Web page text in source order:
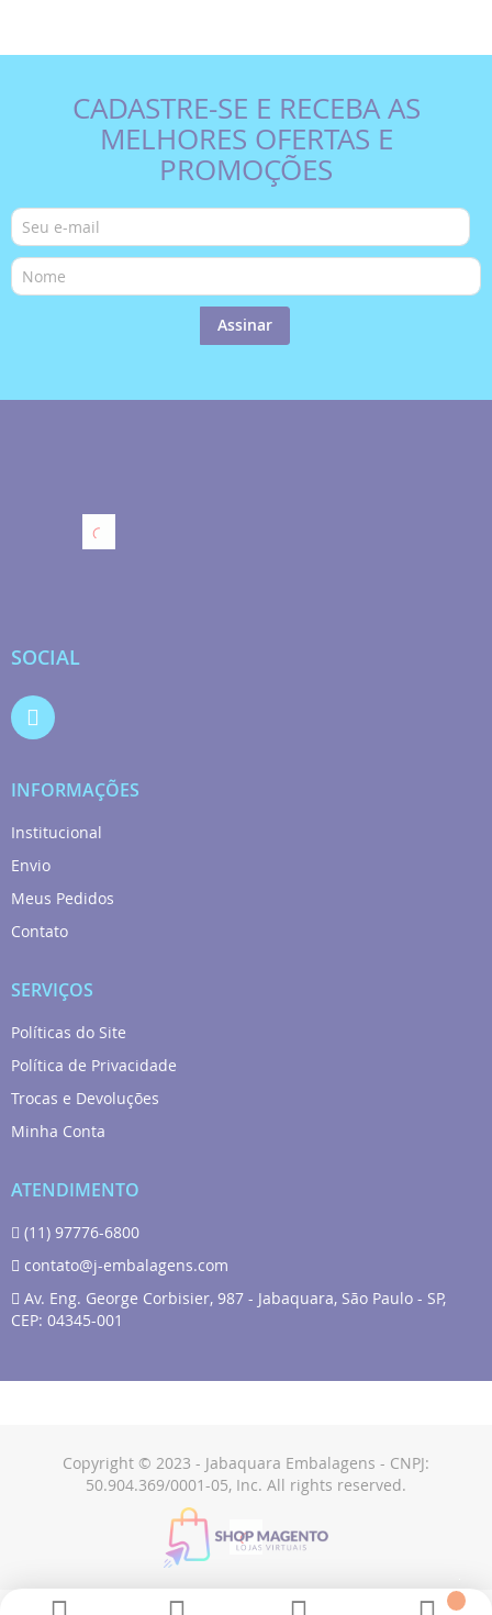
CADASTRE-SE E RECEBA AS
MELHORES OFERTAS E
PROMOÇÕES
Assinar
SOCIAL
INFORMAÇÕES
Institucional
Envio
Meus Pedidos
Contato
SERVIÇOS
Políticas do Site
Política de Privacidade
Trocas e Devoluções
Minha Conta
ATENDIMENTO
(11) 97776-6800
contato@j-embalagens.com
Av. Eng. George Corbisier, 987 - Jabaquara, São Paulo - SP,
CEP: 04345-001
Copyright © 2023 - Jabaquara Embalagens - CNPJ:
50.904.369/0001-05, Inc. All rights reserved.